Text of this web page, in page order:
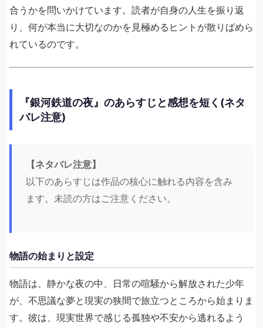
合うかを問いかけています。読者が自身の人生を振り返
り、何が本当に大切なのかを見極めるヒントが散りばめら
れているのです。
『銀河鉄道の夜』のあらすじと感想を短く(ネタ
バレ注意)
【ネタバレ注意】
以下のあらすじは作品の核心に触れる内容を含み
ます。未読の方はご注意ください。
物語の始まりと設定
物語は、静かな夜の中、日常の喧騒から解放された少年
が、不思議な夢と現実の狭間で旅立つところから始まりま
す。彼は、現実世界で感じる孤独や不安から逃れるよう